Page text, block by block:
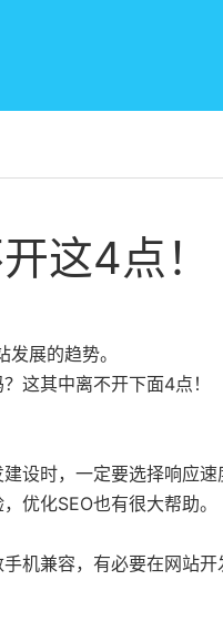
这4点！
展的趋势。
这其中离不开下面4点！
设时，一定要选择响应
优化SEO也有很大帮助。
机兼容，有必要在网站